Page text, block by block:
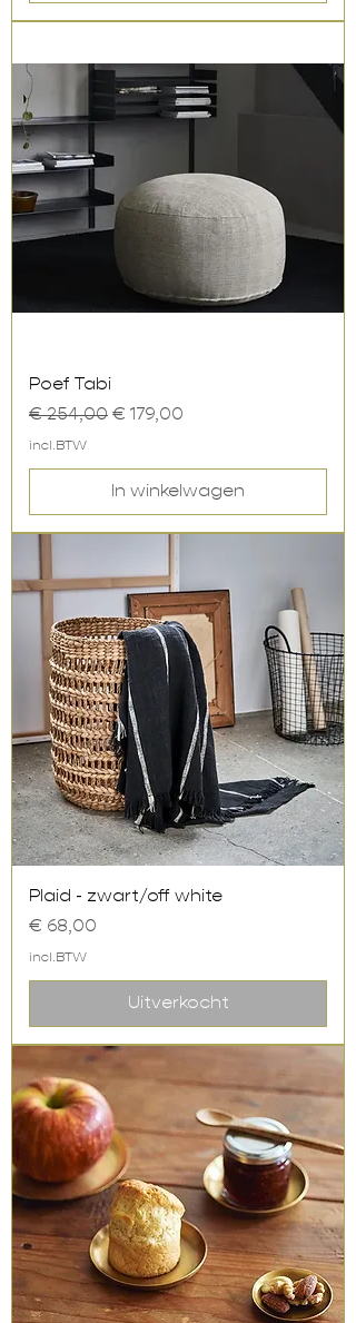
Poef Tabi
Normale prijs
€ 254,00 Verkoopprijs
€ 179,00
incl.BTW
In winkelwagen
Plaid - zwart/off white
Prijs
€ 68,00
incl.BTW
Uitverkocht